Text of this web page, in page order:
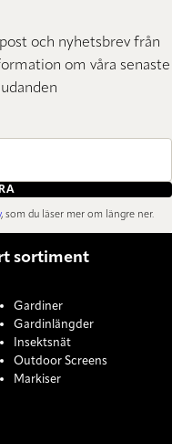
och nyhetsbrev från
om våra senaste
, som du läser mer om längre ner.
sortiment
Gardiner
Gardinlängder
Insektsnät
Outdoor Screens
Markiser